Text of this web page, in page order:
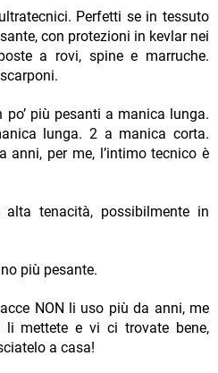
Perfetti se in tessuto
con protezioni in kevlar nei
a rovi, spine e marruche.
po’ più pesanti a manica lunga.
lunga. 2 a manica corta.
anni, per me, l’intimo tecnico è
tenacità, possibilmente in
più pesante.
NON li uso più da anni, me
mettete e vi ci trovate bene,
a casa!